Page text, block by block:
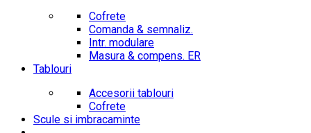
Cofrete
Comanda & semnaliz.
Intr. modulare
Masura & compens. ER
Tablouri
Accesorii tablouri
Cofrete
Scule si imbracaminte